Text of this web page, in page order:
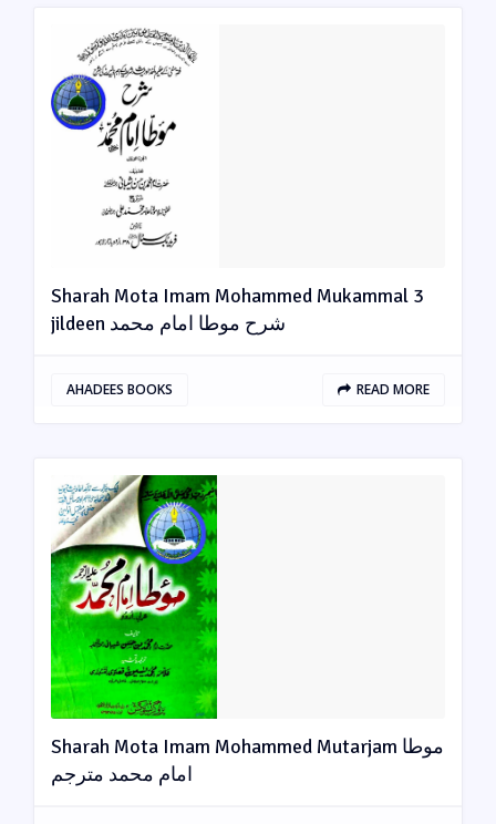
Sharah Mota Imam Mohammed Mukammal 3
jildeen شرح موطا امام محمد
AHADEES BOOKS READ MORE
Sharah Mota Imam Mohammed Mutarjam موطا
امام محمد مترجم